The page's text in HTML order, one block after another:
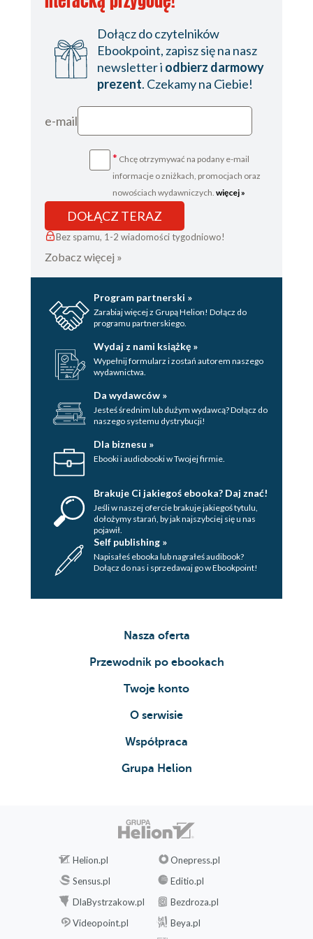
Dołącz do czytelników
Ebookpoint, zapisz się na nasz
newsletter i odbierz darmowy
prezent. Czekamy na Ciebie!
e-mail
* Chcę otrzymywać na podany e-mail
informacje o zniżkach, promocjach oraz
nowościach wydawniczych. więcej »
DOŁĄCZ TERAZ
Bez spamu, 1-2 wiadomości tygodniowo!
Zobacz więcej »
Program partnerski »
Zarabiaj więcej z Grupą Helion! Dołącz do
programu partnerskiego.
Wydaj z nami książkę »
Wypełnij formularz i zostań autorem naszego
wydawnictwa.
Da wydawców »
Jesteś średnim lub dużym wydawcą? Dołącz do
naszego systemu dystrybucji!
Dla biznesu »
Ebooki i audiobooki w Twojej firmie.
Brakuje Ci jakiegoś ebooka? Daj znać!
Jeśli w naszej ofercie brakuje jakiegoś tytulu,
dołożymy starań, by jak najszybciej się u nas
pojawił.
Self publishing »
Napisałeś ebooka lub nagrałeś audibook?
Dołącz do nas i sprzedawaj go w Ebookpoint!
Nasza oferta
Przewodnik po ebookach
Twoje konto
O serwisie
Współpraca
Grupa Helion
Helion.pl
Onepress.pl
Sensus.pl
Editio.pl
DlaBystrzakow.pl
Bezdroza.pl
Videopoint.pl
Beya.pl